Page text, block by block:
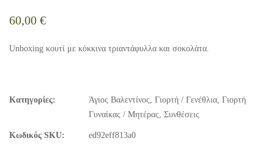
60,00 €
Unboxing κουτί με κόκκινα τριαντάφυλλα και σοκολάτα.
Κατηγορίες: Άγιος Βαλεντίνος Γιορτή / Γενέθλια Γιορτή
Γυναίκας / Μητέρας Συνθέσεις
Κωδικός SKU: ed92eff813a0